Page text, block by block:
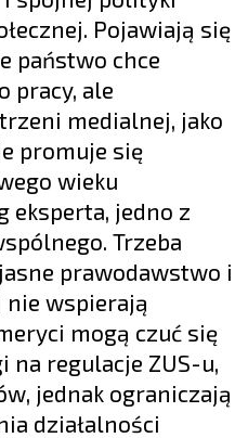
Pojawiają się
państwo chce
pracy, ale
medialnej, jako
promuje się
wieku
eksperta, jedno z
Trzeba
prawodawstwo i
nie wspierają
mogą czuć się
na regulacje ZUS-u,
jednak ograniczają
działalności